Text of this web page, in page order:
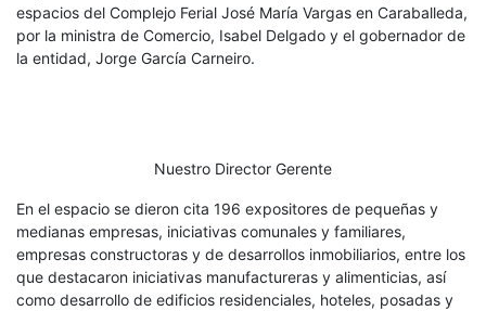
espacios del Complejo Ferial José María Vargas en Caraballeda,
por la ministra de Comercio, Isabel Delgado y el gobernador de
la entidad, Jorge García Carneiro.
Nuestro Director Gerente
En el espacio se dieron cita 196 expositores de pequeñas y
medianas empresas, iniciativas comunales y familiares,
empresas constructoras y de desarrollos inmobiliarios, entre los
que destacaron iniciativas manufactureras y alimenticias, así
como desarrollo de edificios residenciales, hoteles, posadas y